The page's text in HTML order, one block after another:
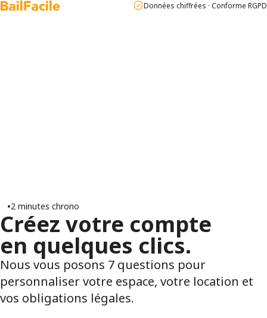
Données chiffrées · Conforme RGPD
•2 minutes chrono
Créez votre compte
en quelques clics.
Nous vous posons 7 questions pour
personnaliser votre espace, votre location et
vos obligations légales.